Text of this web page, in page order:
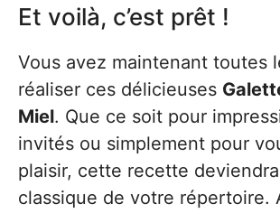
Et voilà, c’est prêt !
Vous avez maintenant toutes
réaliser ces délicieuses
Miel. Que ce soit pour
invités ou simplement pour
plaisir, cette recette
classique de votre répertoire.